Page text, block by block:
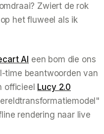
Zwiert de rok
het fluweel als ik
AI een bom die ons
time beantwoorden van
officieel Lucy 2.0
rendering naar live